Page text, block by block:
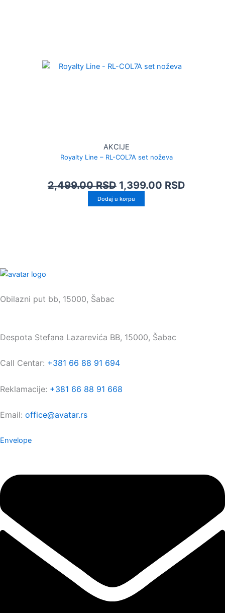
AKCIJE
Royalty Line – RL-COL7A set noževa
2,499.00RSD 1,399.00 RSD
Dodaj u korpu
Obilazni put bb, 15000, Šabac
Despota Stefana Lazarevića BB, 15000, Šabac
Call Centar: +381 66 88 91 694
Reklamacije: +381 66 88 91 668
Email: office@avatar.rs
Envelope